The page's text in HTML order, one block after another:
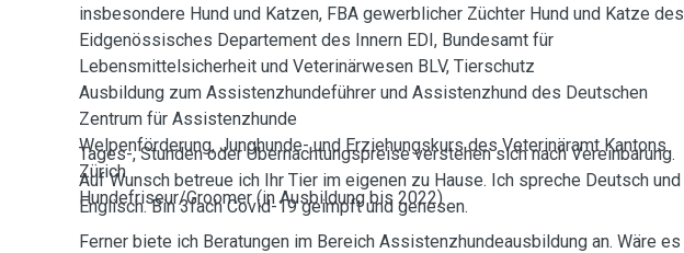
insbesondere Hund und Katzen, FBA gewerblicher Züchter Hund und Katze des
Eidgenössisches Departement des Innern EDI, Bundesamt für
Lebensmittelsicherheit und Veterinärwesen BLV, Tierschutz
Ausbildung zum Assistenzhundeführer und Assistenzhund des Deutschen
Zentrum für Assistenzhunde
Welpenförderung, Junghunde- und Erziehungskurs des Veterinäramt Kantons
Zürich
Hundefriseur/Groomer (in Ausbildung bis 2022)
Tages-, Stunden oder Übernachtungspreise verstehen sich nach Vereinbarung.
Auf Wunsch betreue ich Ihr Tier im eigenen zu Hause. Ich spreche Deutsch und
Englisch. Bin 3fach Covid-19 geimpft und genesen.
Ferner biete ich Beratungen im Bereich Assistenzhundeausbildung an. Wäre es